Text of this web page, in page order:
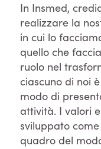
In Insmed,
realizzare la
in cui lo
quello che
ruolo nel
ciascuno di noi
modo di
attività. I valori
sviluppato
quadro del